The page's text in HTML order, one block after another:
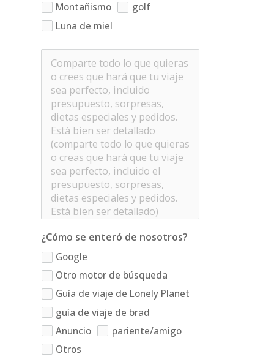
Montañismo
golf
Luna de miel
¿Cómo se enteró de nosotros?
Google
Otro motor de búsqueda
Guía de viaje de Lonely Planet
guía de viaje de brad
Anuncio
pariente/amigo
Otros